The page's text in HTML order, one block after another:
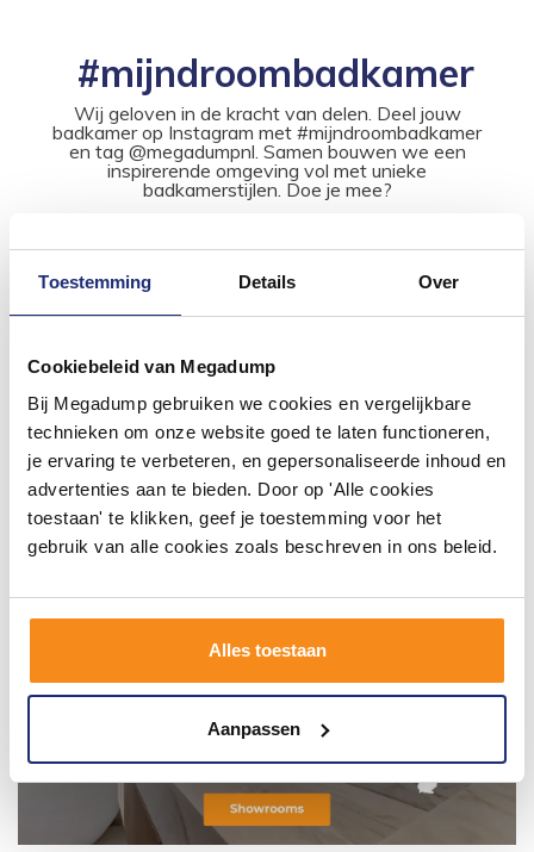
Toestemming Details Over
Cookiebeleid van Megadump
Bij Megadump gebruiken we cookies en vergelijkbare
technieken om onze website goed te laten functioneren,
je ervaring te verbeteren, en gepersonaliseerde inhoud en
advertenties aan te bieden. Door op 'Alle cookies
toestaan' te klikken, geef je toestemming voor het
gebruik van alle cookies zoals beschreven in ons beleid.
Alles toestaan
Aanpassen
#mijndroombadkamer
Wij geloven in de kracht van delen. Deel jouw
badkamer op Instagram met #mijndroombadkamer
en tag @megadumpnl. Samen bouwen we een
inspirerende omgeving vol met unieke
badkamerstijlen. Doe je mee?